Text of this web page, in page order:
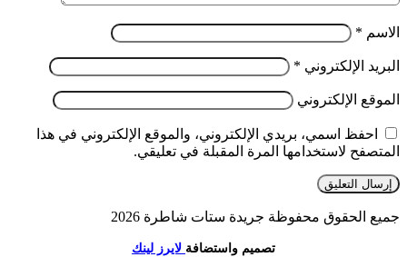
الاسم *
البريد الإلكتروني *
الموقع الإلكتروني
احفظ اسمي، بريدي الإلكتروني، والموقع الإلكتروني في هذا
المتصفح لاستخدامها المرة المقبلة في تعليقي.
جميع الحقوق محفوظة جريدة ستات شاطرة 2026
تصميم واستضافة لايرز لينك